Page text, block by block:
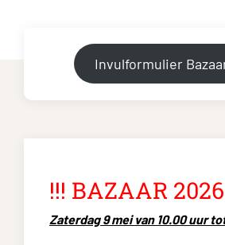
Invulformulier
!!! BAZAAR
Zaterdag 9 mei van 10.00 uur